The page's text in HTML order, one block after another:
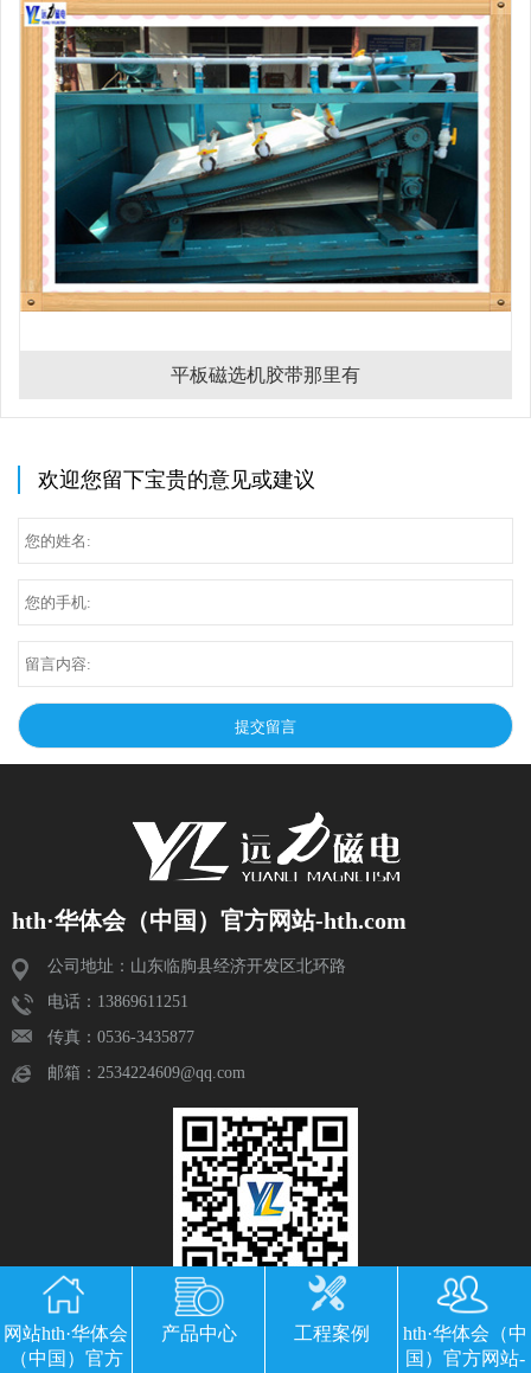
平板磁选机胶带那里有
欢迎您留下宝贵的意见或建议
hth·华体会（中国）官方网站-hth.com
公司地址：山东临朐县经济开发区北环路
电话：13869611251
传真：0536-3435877
邮箱：2534224609@qq.com
网站hth·华体会
（中国）官方
产品中心 工程案例
hth·华体会（中
国）官方网站-